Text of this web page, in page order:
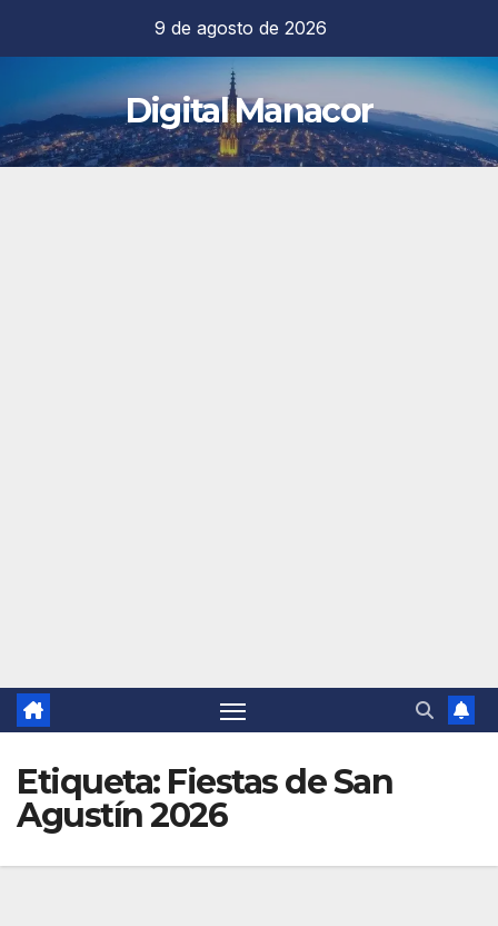
contenido
9 de agosto de 2026
Digital Manacor
Etiqueta: Fiestas de San
Agustín 2026